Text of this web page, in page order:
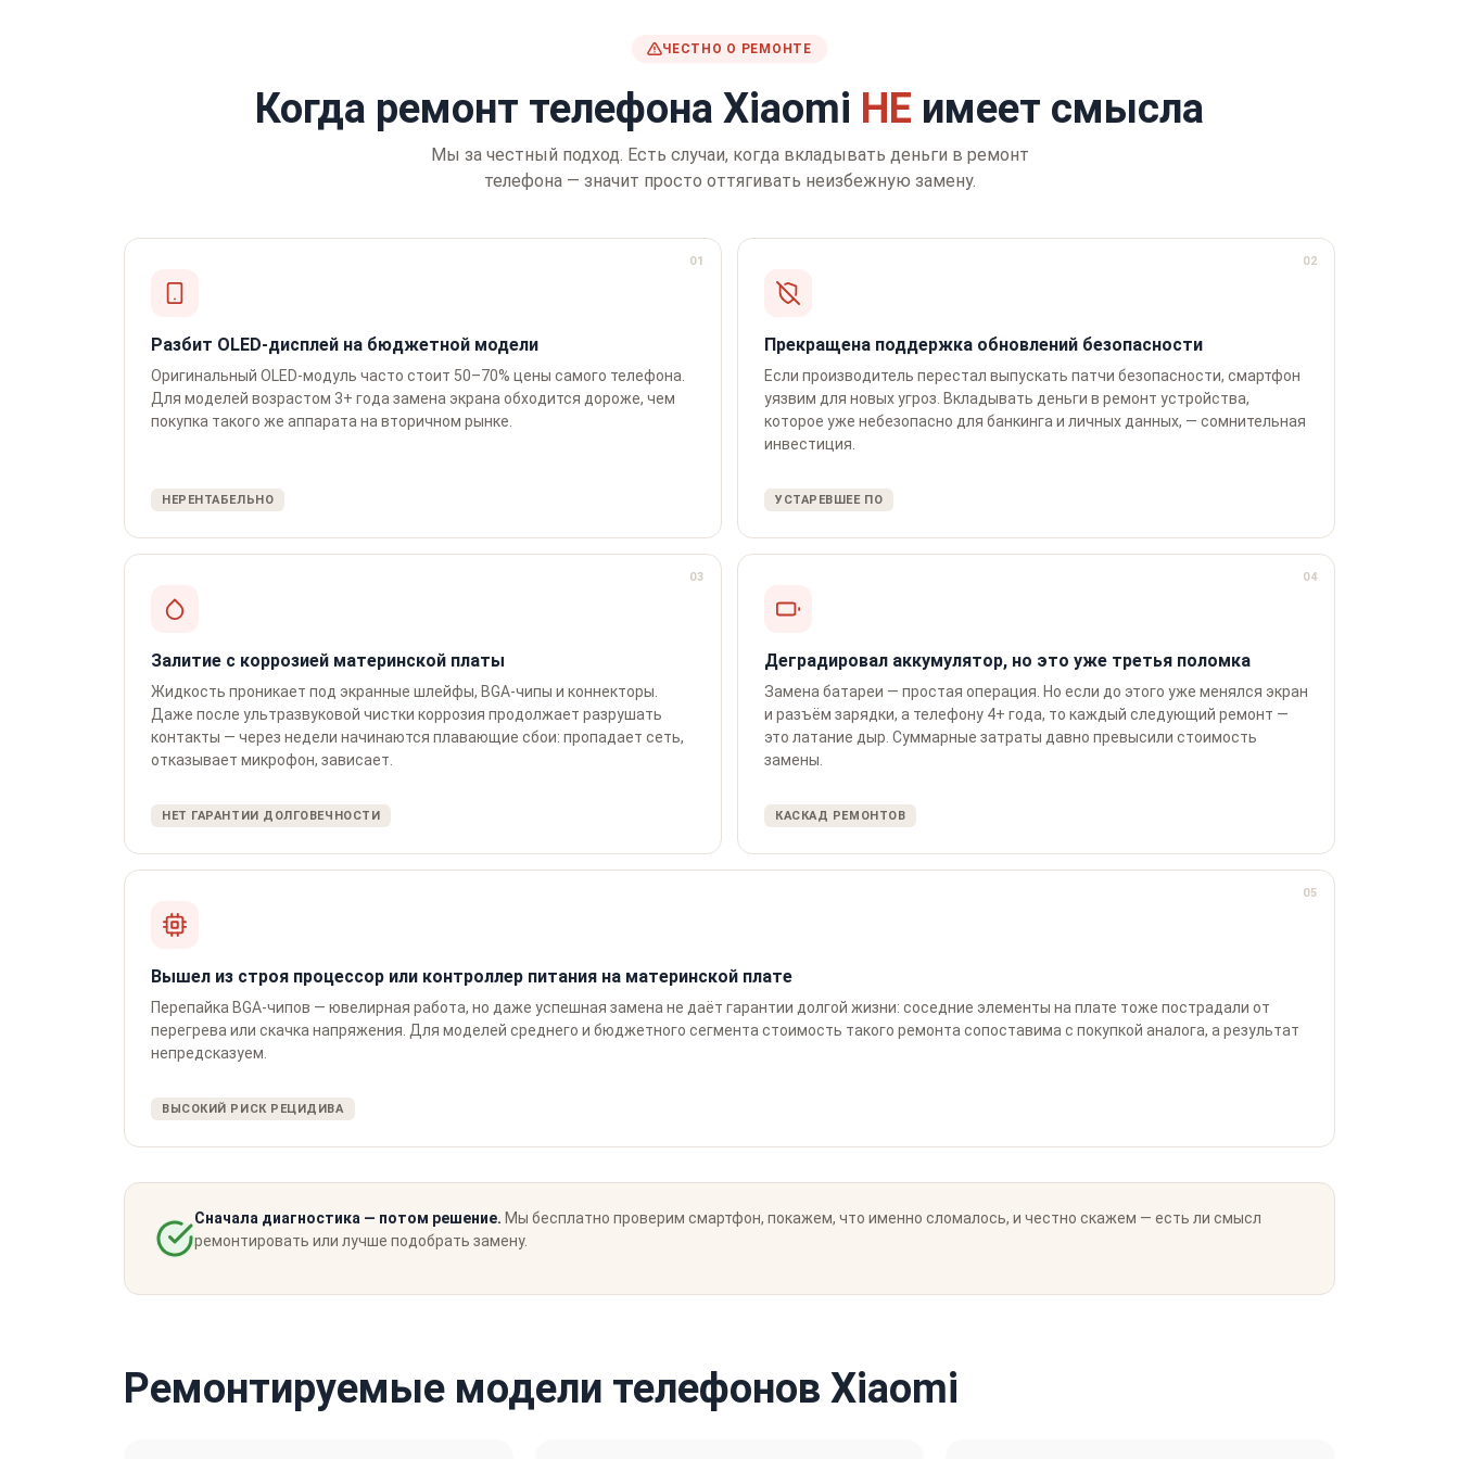
ЧЕСТНО О РЕМОНТЕ
Когда ремонт телефона Xiaomi НЕ имеет смысла
Мы за честный подход. Есть случаи, когда вкладывать деньги в ремонт
телефона — значит просто оттягивать неизбежную замену.
01
Разбит OLED-дисплей на бюджетной модели
Оригинальный OLED-модуль часто стоит 50–70% цены самого телефона.
Для моделей возрастом 3+ года замена экрана обходится дороже, чем
покупка такого же аппарата на вторичном рынке.
НЕРЕНТАБЕЛЬНО
02
Прекращена поддержка обновлений безопасности
Если производитель перестал выпускать патчи безопасности, смартфон
уязвим для новых угроз. Вкладывать деньги в ремонт устройства,
которое уже небезопасно для банкинга и личных данных, — сомнительная
инвестиция.
УСТАРЕВШЕЕ ПО
03
Залитие с коррозией материнской платы
Жидкость проникает под экранные шлейфы, BGA-чипы и коннекторы.
Даже после ультразвуковой чистки коррозия продолжает разрушать
контакты — через недели начинаются плавающие сбои: пропадает сеть,
отказывает микрофон, зависает.
НЕТ ГАРАНТИИ ДОЛГОВЕЧНОСТИ
04
Деградировал аккумулятор, но это уже третья поломка
Замена батареи — простая операция. Но если до этого уже менялся экран
и разъём зарядки, а телефону 4+ года, то каждый следующий ремонт —
это латание дыр. Суммарные затраты давно превысили стоимость
замены.
КАСКАД РЕМОНТОВ
05
Вышел из строя процессор или контроллер питания на материнской плате
Перепайка BGA-чипов — ювелирная работа, но даже успешная замена не даёт гарантии долгой жизни: соседние элементы на плате тоже пострадали от
перегрева или скачка напряжения. Для моделей среднего и бюджетного сегмента стоимость такого ремонта сопоставима с покупкой аналога, а результат
непредсказуем.
ВЫСОКИЙ РИСК РЕЦИДИВА
Сначала диагностика — потом решение. Мы бесплатно проверим смартфон, покажем, что именно сломалось, и честно скажем — есть ли смысл
ремонтировать или лучше подобрать замену.
Ремонтируемые модели телефонов Xiaomi